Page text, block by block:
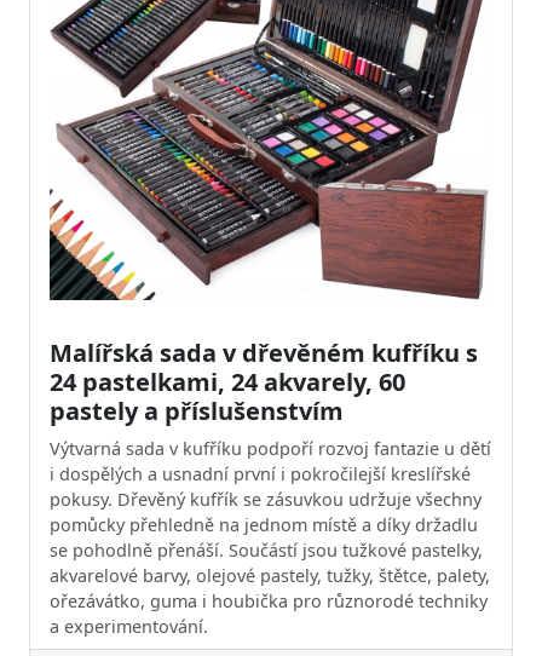
Malířská sada v dřevěném kufříku s
24 pastelkami, 24 akvarely, 60
pastely a příslušenstvím
Výtvarná sada v kufříku podpoří rozvoj fantazie u dětí
i dospělých a usnadní první i pokročilejší kreslířské
pokusy. Dřevěný kufřík se zásuvkou udržuje všechny
pomůcky přehledně na jednom místě a díky držadlu
se pohodlně přenáší. Součástí jsou tužkové pastelky,
akvarelové barvy, olejové pastely, tužky, štětce, palety,
ořezávátko, guma i houbička pro různorodé techniky
a experimentování.